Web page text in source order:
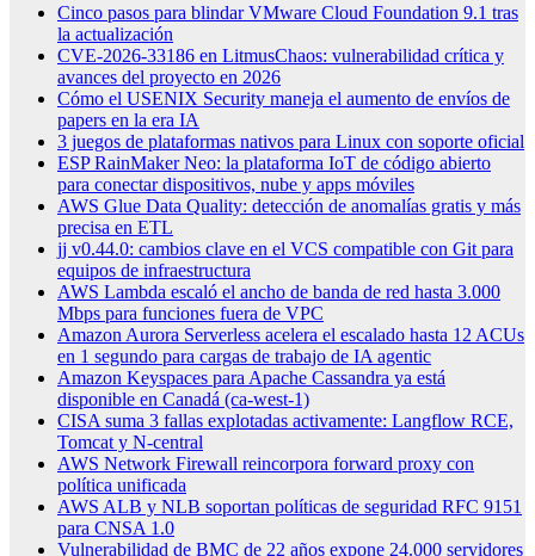
Cinco pasos para blindar VMware Cloud Foundation 9.1 tras
la actualización
CVE-2026-33186 en LitmusChaos: vulnerabilidad crítica y
avances del proyecto en 2026
Cómo el USENIX Security maneja el aumento de envíos de
papers en la era IA
3 juegos de plataformas nativos para Linux con soporte oficial
ESP RainMaker Neo: la plataforma IoT de código abierto
para conectar dispositivos, nube y apps móviles
AWS Glue Data Quality: detección de anomalías gratis y más
precisa en ETL
jj v0.44.0: cambios clave en el VCS compatible con Git para
equipos de infraestructura
AWS Lambda escaló el ancho de banda de red hasta 3.000
Mbps para funciones fuera de VPC
Amazon Aurora Serverless acelera el escalado hasta 12 ACUs
en 1 segundo para cargas de trabajo de IA agentic
Amazon Keyspaces para Apache Cassandra ya está
disponible en Canadá (ca-west-1)
CISA suma 3 fallas explotadas activamente: Langflow RCE,
Tomcat y N-central
AWS Network Firewall reincorpora forward proxy con
política unificada
AWS ALB y NLB soportan políticas de seguridad RFC 9151
para CNSA 1.0
Vulnerabilidad de BMC de 22 años expone 24.000 servidores